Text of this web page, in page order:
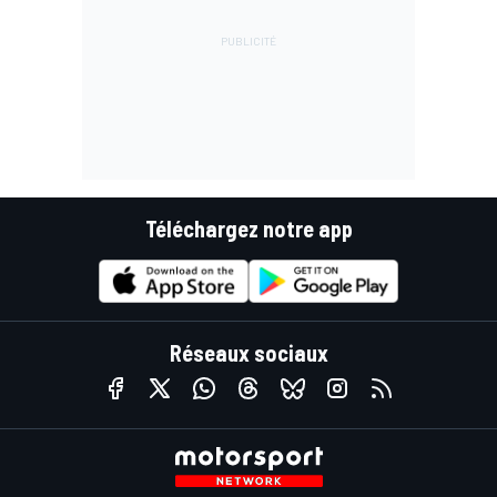
Téléchargez notre app
Réseaux sociaux